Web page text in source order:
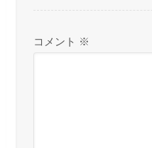
コメント ※